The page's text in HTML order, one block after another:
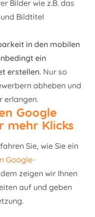
Bilder wie z.B. das
Bildtitel
in den mobilen
ein
erstellen. Nur so
abheben und
erlangen.
Google
mehr Klicks
Sie, wie Sie ein
Google-
zeigen wir Ihnen
auf und geben